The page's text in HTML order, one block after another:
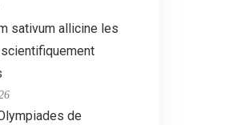
sativum allicine les
de